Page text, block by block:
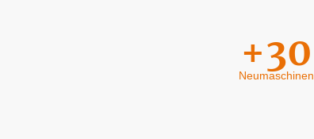
+30
Neumaschinen